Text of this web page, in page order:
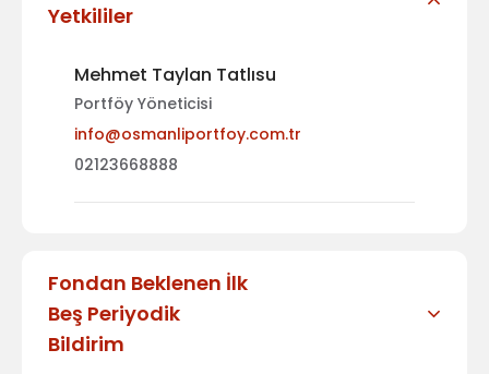
Yetkililer
Mehmet Taylan Tatlısu
Portföy Yöneticisi
info@osmanliportfoy.com.tr
02123668888
Fondan Beklenen İlk
Beş Periyodik
Bildirim